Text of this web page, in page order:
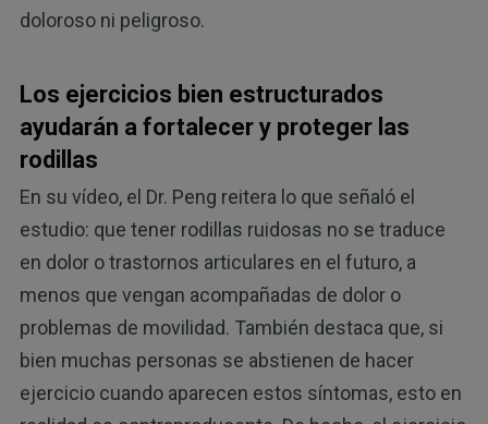
doloroso ni peligroso.
Los ejercicios bien estructurados
ayudarán a fortalecer y proteger las
rodillas
En su vídeo, el Dr. Peng reitera lo que señaló el
estudio: que tener rodillas ruidosas no se traduce
en dolor o trastornos articulares en el futuro, a
menos que vengan acompañadas de dolor o
problemas de movilidad. También destaca que, si
bien muchas personas se abstienen de hacer
ejercicio cuando aparecen estos síntomas, esto en